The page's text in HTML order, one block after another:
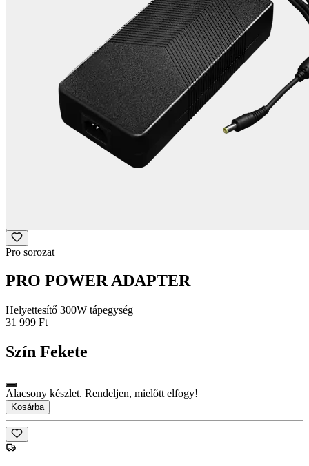
Pro sorozat
PRO POWER ADAPTER
Helyettesítő 300W tápegység
31 999 Ft
Szín Fekete
Alacsony készlet. Rendeljen, mielőtt elfogy!
Kosárba